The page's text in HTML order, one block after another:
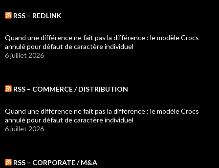
RSS – REDLINK
Quand une différence ne fait pas la différence : le modèle Crocs
annulé pour défaut de caractère individuel
6 juillet 2026
RSS – COMMERCE / DISTRIBUTION
Quand une différence ne fait pas la différence : le modèle Crocs
annulé pour défaut de caractère individuel
6 juillet 2026
RSS – CORPORATE / M&A